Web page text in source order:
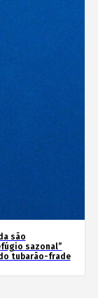
são
sazonal”
tubarão-frade